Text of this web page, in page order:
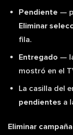
Pendiente —
Eliminar
fila.
Entregado —
mostró en el
La casilla del
pendientes a
Eliminar campaña